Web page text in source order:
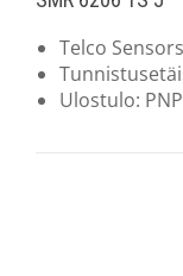
Telco
Ulostulo: